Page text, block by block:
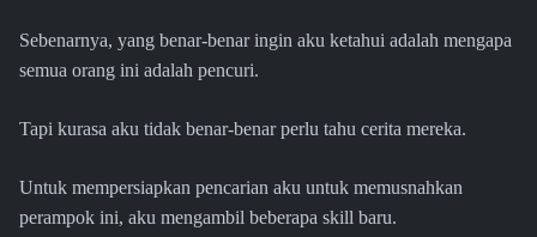
Sebenarnya, yang benar-benar ingin aku ketahui adalah mengapa
semua orang ini adalah pencuri.
Tapi kurasa aku tidak benar-benar perlu tahu cerita mereka.
Untuk mempersiapkan pencarian aku untuk memusnahkan
perampok ini, aku mengambil beberapa skill baru.